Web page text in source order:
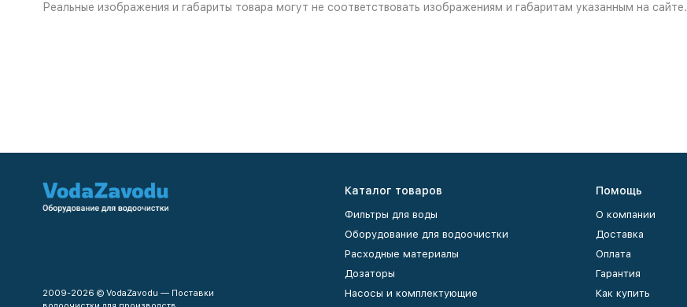
Реальные изображения и габариты товара могут не соответствовать изображениям и габаритам указанным на сайте.
2009-2026 © VodaZavodu — Поставки
Каталог товаров
Фильтры для воды
Оборудование для водоочистки
Расходные материалы
Дозаторы
Насосы и комплектующие
Помощь
О компании
Доставка
Оплата
Гарантия
Как купить